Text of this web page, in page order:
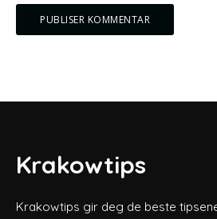
Krakowtips
Krakowtips gir deg de beste